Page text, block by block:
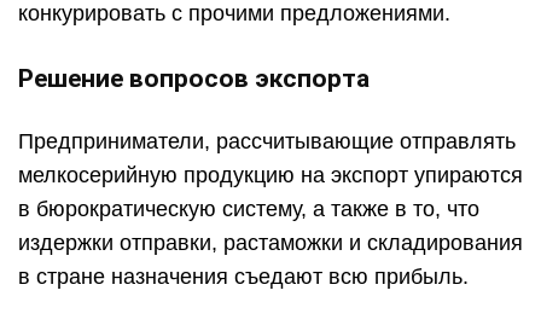
конкурировать с прочими предложениями.
Решение вопросов экспорта
Предприниматели, рассчитывающие отправлять
мелкосерийную продукцию на экспорт упираются
в бюрократическую систему, а также в то, что
издержки отправки, растаможки и складирования
в стране назначения съедают всю прибыль.